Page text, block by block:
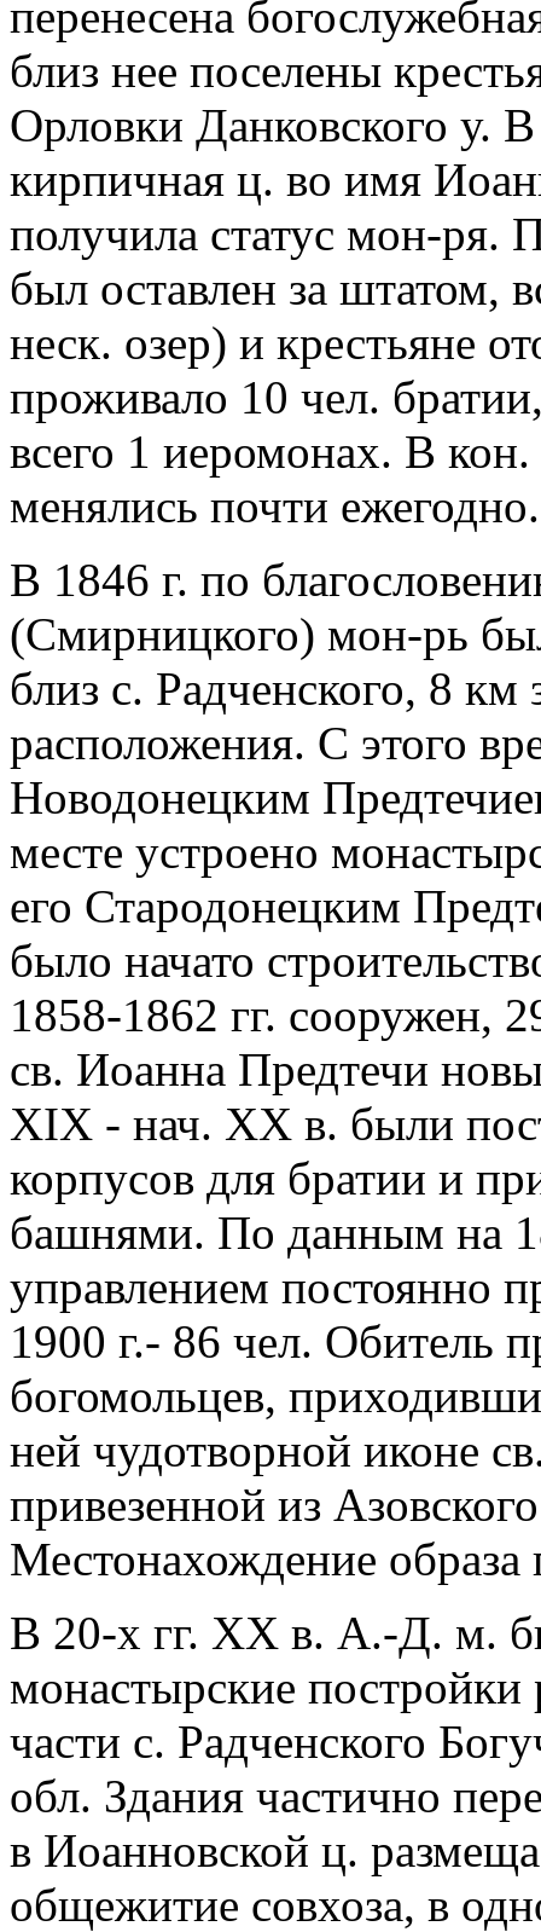
перенесена
близ нее поселены
Орловки Данковского у.
кирпичная ц. во имя
получила статус мон-ря.
был оставлен за штатом,
неск. озер) и крестьяне
проживало 10 чел.
всего 1 иеромонах. В
менялись почти ежегодно.
В 1846 г. по
(Смирницкого) мон-рь
близ с. Радченского, 8 км
расположения. С этого
Новодонецким
месте устроено
его Стародонецким
было начато
1858-1862 гг. сооружен,
св. Иоанна Предтечи
XIX - нач. XX в. были
корпусов для братии и
башнями. По данным на
управлением постоянно
1900 г.- 86 чел. Обитель
богомольцев,
ней чудотворной иконе
привезенной из
Местонахождение образа
В 20-х гг. XX в. А.-Д. м.
монастырские постройки
части с. Радченского
обл. Здания частично
в Иоанновской ц.
общежитие совхоза, в